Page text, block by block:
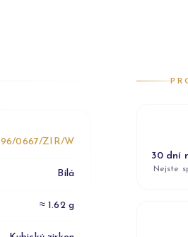
96/0667/ZIR/W
Bílá
≈ 1.62 g
30 dní
Nejste